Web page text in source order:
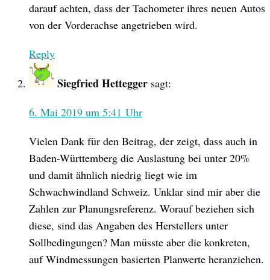
darauf achten, dass der Tachometer ihres neuen Autos
von der Vorderachse angetrieben wird.
Reply
Siegfried Hettegger sagt:
6. Mai 2019 um 5:41 Uhr
Vielen Dank für den Beitrag, der zeigt, dass auch in
Baden-Württemberg die Auslastung bei unter 20%
und damit ähnlich niedrig liegt wie im
Schwachwindland Schweiz. Unklar sind mir aber die
Zahlen zur Planungsreferenz. Worauf beziehen sich
diese, sind das Angaben des Herstellers unter
Sollbedingungen? Man müsste aber die konkreten,
auf Windmessungen basierten Planwerte heranziehen.